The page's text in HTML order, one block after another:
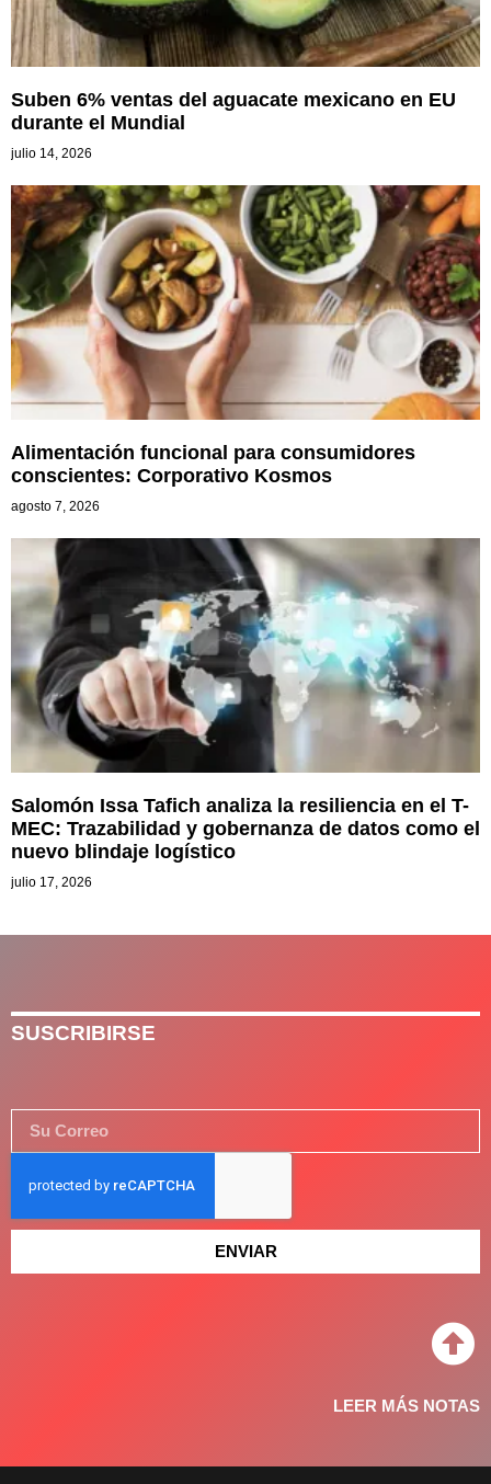
Suben 6% ventas del aguacate mexicano en EU
durante el Mundial
julio 14, 2026
Alimentación funcional para consumidores
conscientes: Corporativo Kosmos
agosto 7, 2026
Salomón Issa Tafich analiza la resiliencia en el T-
MEC: Trazabilidad y gobernanza de datos como el
nuevo blindaje logístico
julio 17, 2026
SUSCRIBIRSE
ENVIAR
LEER MÁS NOTAS